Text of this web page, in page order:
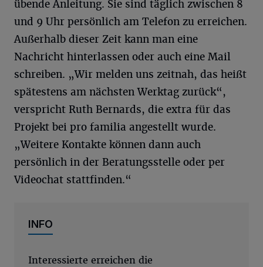
übende Anleitung. Sie sind täglich zwischen 8
und 9 Uhr persönlich am Telefon zu erreichen.
Außerhalb dieser Zeit kann man eine
Nachricht hinterlassen oder auch eine Mail
schreiben. „Wir melden uns zeitnah, das heißt
spätestens am nächsten Werktag zurück“,
verspricht Ruth Bernards, die extra für das
Projekt bei pro familia angestellt wurde.
„Weitere Kontakte können dann auch
persönlich in der Beratungsstelle oder per
Videochat stattfinden.“
INFO
Interessierte erreichen die